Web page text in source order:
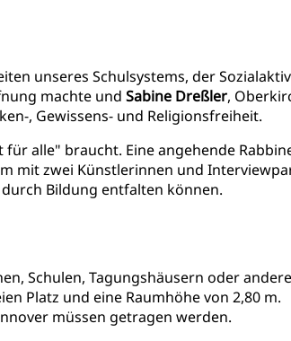
unseres Schulsystems, der
machte undSabine Dreßler,
, Gewissens- und Religionsfreiheit.
alle" braucht. Eine angehende
mit zwei Künstlerinnen und
Bildung entfalten können.
Schulen, Tagungshäusern oder
Platz und eine Raumhöhe von 2,80 m.
müssen getragen werden.